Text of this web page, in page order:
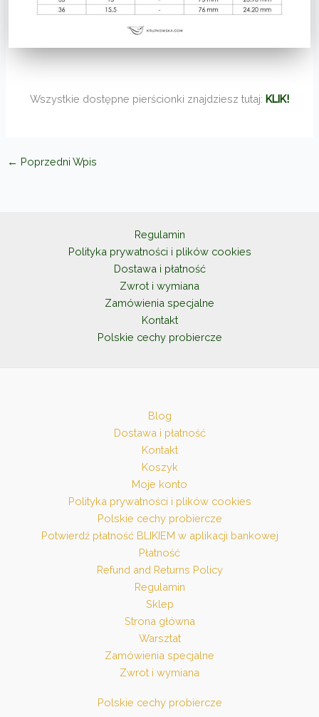
Wszystkie dostępne pierścionki znajdziesz tutaj: KLIK!
← Poprzedni Wpis
Regulamin
Polityka prywatności i plików cookies
Dostawa i płatność
Zwrot i wymiana
Zamówienia specjalne
Kontakt
Polskie cechy probiercze
Blog
Dostawa i płatność
Kontakt
Koszyk
Moje konto
Polityka prywatności i plików cookies
Polskie cechy probiercze
Potwierdź płatność BLIKIEM w aplikacji bankowej
Płatność
Refund and Returns Policy
Regulamin
Sklep
Strona główna
Warsztat
Zamówienia specjalne
Zwrot i wymiana
Polskie cechy probiercze